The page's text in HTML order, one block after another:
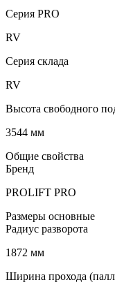
Серия PRO
RV
Серия склада
RV
Высота свободного
3544 мм
Общие свойства
Бренд
PROLIFT PRO
Размеры основные
Радиус разворота
1872 мм
Ширина прохода